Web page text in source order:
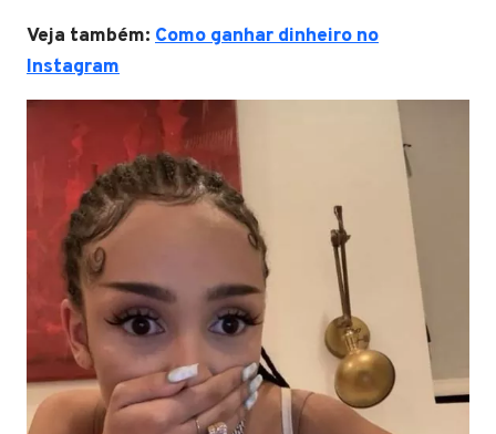
Veja também: Como ganhar dinheiro no
Instagram